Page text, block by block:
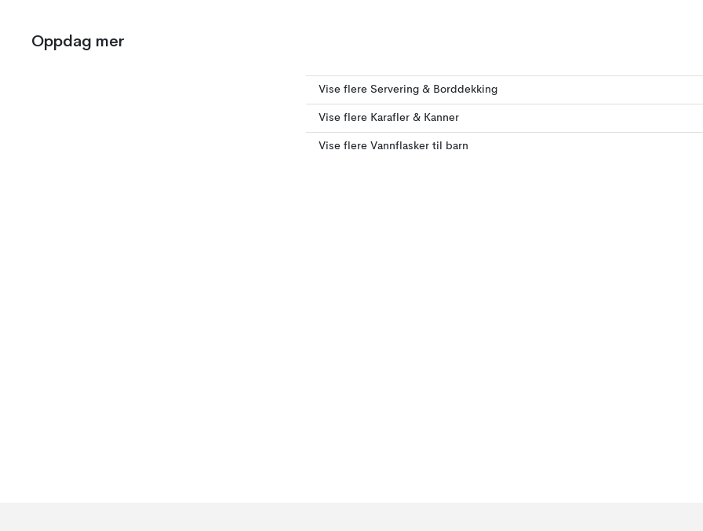
Oppdag mer
Vise flere Servering & Borddekking
Vise flere Karafler & Kanner
Vise flere Vannflasker til barn